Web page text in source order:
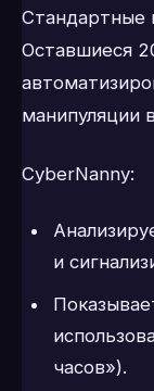
Стандартные
Оставшиеся
манипуляции
CyberNanny:
и
часов»).